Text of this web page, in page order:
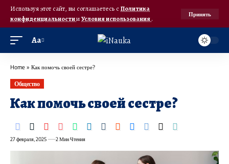
Используя этот сайт, вы соглашаетесь с Политика
конфиденциальностииУсловия использования.
Принять
Аа
Home » Как помочь своей сестре?
Общество
Как помочь своей сестре?
27 февраля, 2025 2 Мин Чтения